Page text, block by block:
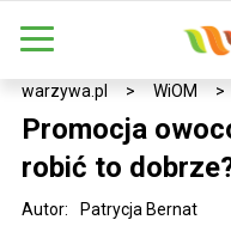
warzywa.pl > WiOM >
Promocja
robić to
Autor: Patrycja Bernat